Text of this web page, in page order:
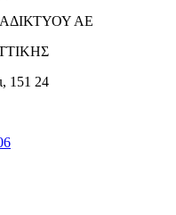
ΑΕ
151 24